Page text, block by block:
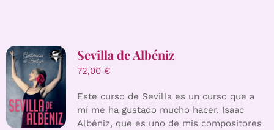
Sevilla de Albéniz
72,00 €
Este curso de Sevilla es un curso que a
mí me ha gustado mucho hacer. Isaac
Albéniz, que es uno de mis compositores